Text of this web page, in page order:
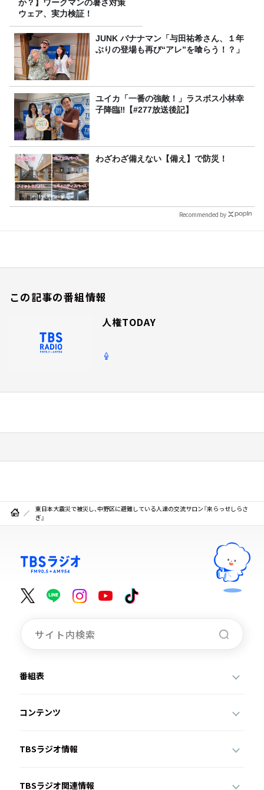
か？】ワークマンの暑さ対策
ウェア、実力検証！
JUNK バナナマン「与田祐希さん、１年
ぶりの登場も再び“アレ”を喰らう！？」
ユイカ「一番の強敵！」ラスボス小林幸
子降臨‼【#277放送後記】
わざわざ備えない【備え】で防災！
Recommended by
この記事の番組情報
人権TODAY
東日本大震災で被災し、中野区に避難している人達の交流サロン『来らっせしらさ
ぎ』
番組表
コンテンツ
TBSラジオ情報
TBSラジオ関連情報